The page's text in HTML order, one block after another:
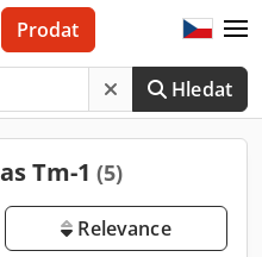
Hledat
Prodat
Tm-1 (5)
Relevance